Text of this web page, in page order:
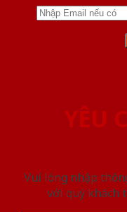
YÊU
Vui lòng nhập
với quý khách